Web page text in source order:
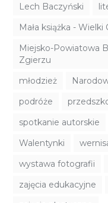
Lech Baczyński
Mała książka - Wielki
Miejsko-Powiatowa
Zgierzu
młodzież
podróże
spotkanie autorskie
Walentynki
wystawa fotografii
zajęcia edukacyjne